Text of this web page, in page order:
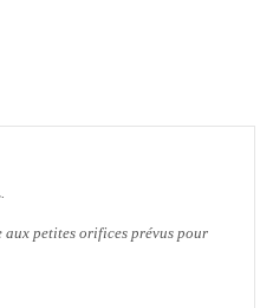
aux petites orifices prévus pour